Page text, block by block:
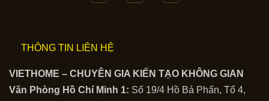
THÔNG TIN LIÊN HỆ
VIETHOME – CHUYÊN GIA KIẾN TẠO KHÔNG GIAN
Văn Phòng Hồ Chí Minh 1: Số 19/4 Hồ Bá Phấn, Tổ 4,